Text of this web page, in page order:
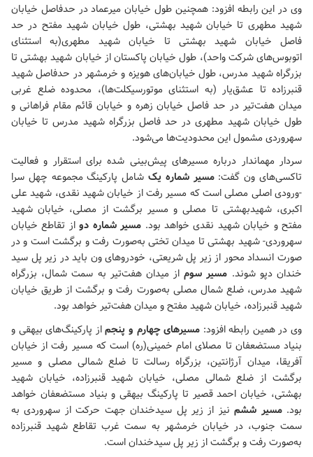
وی در این رابطه افزود: همچنین طول خیابان میرعماد در حدفاصل خیابان
شهید مطهری تا خیابان شهید بهشتی، طول خیابان شهید مفتح در حد
فاصل خیابان شهید بهشتی تا خیابان شهید مطهری(به استثنای
اتوبوس‌های شرکت واحد)، طول خیابان پاکستان از خیابان شهید بهشتی تا
بزرگراه شهید مدرس، طول خیابان‌های هویزه و خرمشهر در حدفاصل شهید
قنبرزاده تا عشق‌یار (به استثنای موتورسیکلت‌ها)، محدوده ضلع غربی
میدان هفت‌تیر در حد فاصل خیابان زهره و خیابان قائم مقام فراهانی و
طول خیابان شهید مطهری در حد فاصل بزرگراه شهید مدرس تا خیابان
سهروردی مشمول این محدودیت‌ها می‌شود.
سردار مهماندار درباره مسیرهای پیش‌بینی شده برای استقرار و فعالیت
تاکسی‌های ون گفت:مسیر شماره یک شامل پارکینگ مجموعه چهل سرا
-ورودی اصلی مصلی است که مسیر رفت از خیابان شهید نقدی، شهید علی
اکبری، شهیدبهشتی تا مصلی و مسیر برگشت از مصلی، خیابان شهید
مفتح و خیابان شهید نقدی خواهد بود. مسیر شماره دواز تقاطع خیابان
سهروردی- شهید بهشتی تا میدان تختی به‌صورت رفت و برگشت است و در
صورت انسداد محور از زیر پل شریعتی، خودروهای ون باید در زیر پل سید
خندان دپو شوند. مسیر سوماز میدان هفت‌تیر به سمت شمال، بزرگراه
شهید مدرس، ضلع شمال مصلی به‌صورت رفت و برگشت از طریق خیابان
شهید قنبرزاده، خیابان شهید مفتح و میدان هفت‌تیر خواهد بود.
وی در همین رابطه افزود: مسیرهای چهارم و پنجماز پارکینگ‌های بیهقی و
بنیاد مستضعفان تا مصلای امام خمینی(ره) است که مسیر رفت از خیابان
آفریقا، میدان آرژانتین، بزرگراه رسالت تا ضلع شمالی مصلی و مسیر
برگشت از ضلع شمالی مصلی، خیابان شهید قنبرزاده، خیابان شهید
بهشتی، خیابان احمد قصیر تا پارکینگ بیهقی و بنیاد مستضعفان خواهد
بود.مسیر ششمنیز از زیر پل سیدخندان جهت حرکت از سهروردی به
سمت جنوب، در خیابان خرمشهر به سمت غرب تقاطع شهید قنبرزاده
به‌صورت رفت و برگشت از زیر پل سیدخندان است.